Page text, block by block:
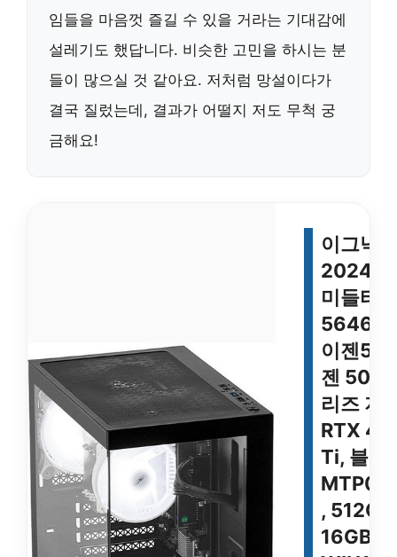
임들을 마음껏 즐길 수 있을 거라는 기대감에
설레기도 했답니다. 비슷한 고민을 하시는 분
들이 많으실 것 같아요. 저처럼 망설이다가
결국 질렀는데, 결과가 어떨지 저도 무척 궁
금해요!
이그닉
2024
미들타
이젠5
젠
리즈 지
RTX
Ti, 블랙
,
16GB,